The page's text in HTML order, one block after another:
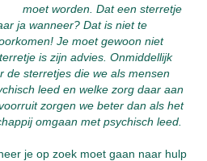
moet worden. Dat een sterretje
ja wanneer? Dat is niet te
Je moet gewoon niet
is zijn advies. Onmiddellijk
de sterretjes die we als mensen
leed en welke zorg daar aan
zorgen we beter dan als het
omgaan met psychisch leed.
je op zoek moet gaan naar hulp